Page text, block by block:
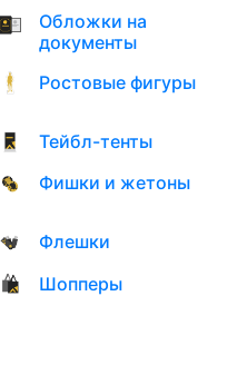
Обложки на
документы
Ростовые фигуры
Тейбл-тенты
Фишки и жетоны
Флешки
Шопперы